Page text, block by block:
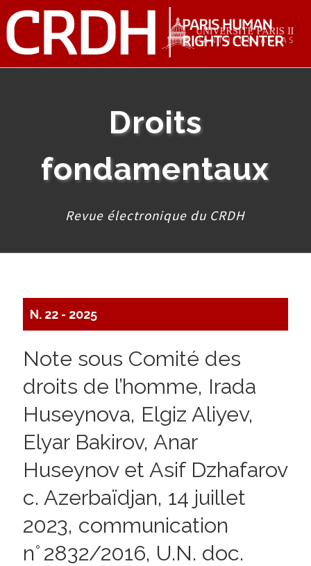
Droits
fondamentaux
Revue électronique du CRDH
N. 22 - 2025
Note sous Comité des
droits de l’homme, Irada
Huseynova, Elgiz Aliyev,
Elyar Bakirov, Anar
Huseynov et Asif Dzhafarov
c. Azerbaïdjan, 14 juillet
2023, communication
n° 2832/2016, U.N. doc.